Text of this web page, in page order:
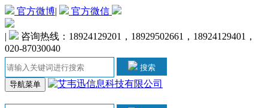
官方微博| 官方微信
|
咨询热线：18924129201，18929502661，18924129401，
020-87030040
搜索
导航菜单